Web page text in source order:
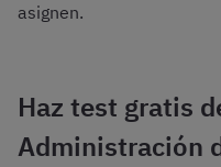
asignen.
Haz test gratis
Administración